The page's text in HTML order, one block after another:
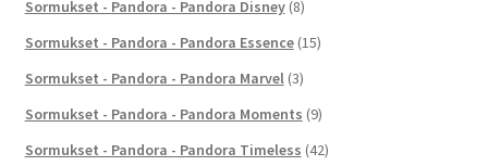
Sormukset - Pandora - Pandora Disney (8)
Sormukset - Pandora - Pandora Essence (15)
Sormukset - Pandora - Pandora Marvel (3)
Sormukset - Pandora - Pandora Moments (9)
Sormukset - Pandora - Pandora Timeless (42)